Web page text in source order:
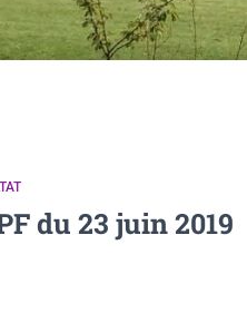
du 23 juin 2019